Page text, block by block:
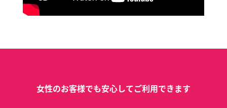
女性のお客様でも安心してご利用できます